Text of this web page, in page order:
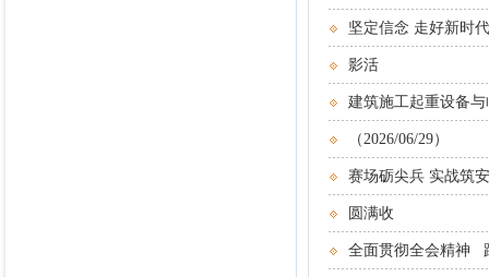
坚定信念 走好新时
影活
建筑施工起重设备
（2026/06/29）
赛场砺尖兵 实战筑
圆满收
全面贯彻全会精神